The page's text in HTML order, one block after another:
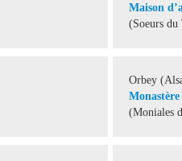
Maison
(Soeurs du
Orbey
(Moniales